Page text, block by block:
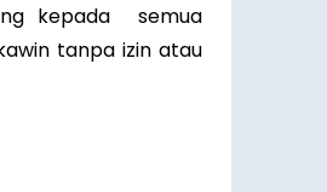
kepada semua
tanpa izin atau